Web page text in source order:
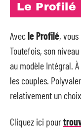
Le Profilé
Avecle Profilé,
Toutefois, son
au modèle Intégral.
les couples.
relativement un
Cliquez ici pour